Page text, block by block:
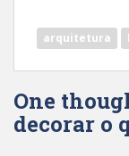
arquitetura
One
decorar o